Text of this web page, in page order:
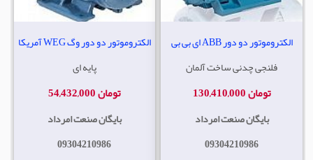
الکتروموتور دو دور وگ WEG آمریکا
پایه ای
54,432,000 تومان
بایگان صنعت امرداد
09304210986
الکتروموتور دو دور ABB ای بی بی
فلنجی چدنی ساخت آلمان
130,410,000 تومان
بایگان صنعت امرداد
09304210986